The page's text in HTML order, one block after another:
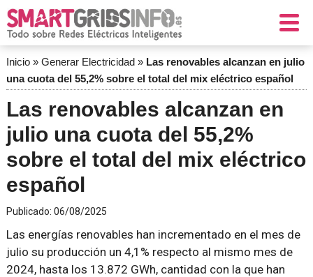
Inicio» Generar Electricidad» Las renovables alcanzan en julio
una cuota del 55,2% sobre el total del mix eléctrico español
Las renovables alcanzan en
julio una cuota del 55,2%
sobre el total del mix eléctrico
español
Publicado: 06/08/2025
Las energías renovables han incrementado en el mes de
julio su producción un 4,1% respecto al mismo mes de
2024, hasta los 13.872 GWh, cantidad con la que han